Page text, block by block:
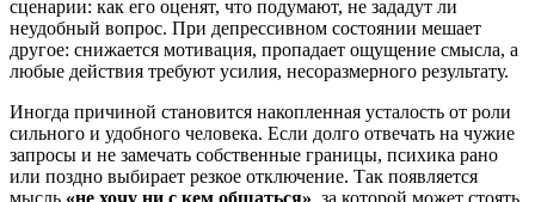
сценарии: как его оценят, что подумают, не зададут ли
неудобный вопрос. При депрессивном состоянии мешает
другое: снижается мотивация, пропадает ощущение смысла, а
любые действия требуют усилия, несоразмерного результату.
Иногда причиной становится накопленная усталость от роли
сильного и удобного человека. Если долго отвечать на чужие
запросы и не замечать собственные границы, психика рано
или поздно выбирает резкое отключение. Так появляется
мысль «не хочу ни с кем общаться», за которой может стоять